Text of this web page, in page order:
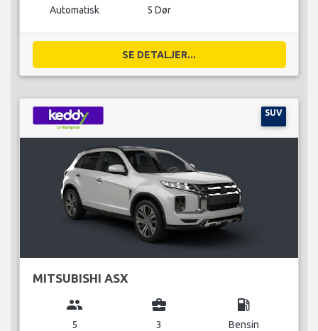
Automatisk 5 Dør
SE DETALJER...
SUV
MITSUBISHI ASX
group
5
business_center
3
local_gas_station
Bensin